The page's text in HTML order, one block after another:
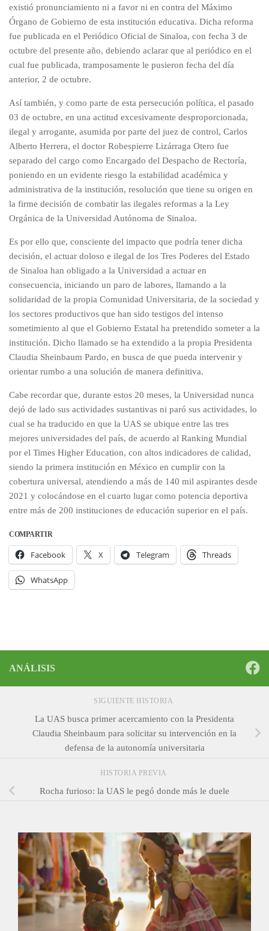
existió pronunciamiento ni a favor ni en contra del Máximo
Órgano de Gobierno de esta institución educativa. Dicha reforma
fue publicada en el Periódico Oficial de Sinaloa, con fecha 3 de
octubre del presente año, debiendo aclarar que al periódico en el
cual fue publicada, tramposamente le pusieron fecha del día
anterior, 2 de octubre.
Así también, y como parte de esta persecución política, el pasado
03 de octubre, en una actitud excesivamente desproporcionada,
ilegal y arrogante, asumida por parte del juez de control, Carlos
Alberto Herrera, el doctor Robespierre Lizárraga Otero fue
separado del cargo como Encargado del Despacho de Rectoría,
poniendo en un evidente riesgo la estabilidad académica y
administrativa de la institución, resolución que tiene su origen en
la firme decisión de combatir las ilegales reformas a la Ley
Orgánica de la Universidad Autónoma de Sinaloa.
Es por ello que, consciente del impacto que podría tener dicha
decisión, el actuar doloso e ilegal de los Tres Poderes del Estado
de Sinaloa han obligado a la Universidad a actuar en
consecuencia, iniciando un paro de labores, llamando a la
solidaridad de la propia Comunidad Universitaria, de la sociedad y
los sectores productivos que han sido testigos del intenso
sometimiento al que el Gobierno Estatal ha pretendido someter a la
institución. Dicho llamado se ha extendido a la propia Presidenta
Claudia Sheinbaum Pardo, en busca de que pueda intervenir y
orientar rumbo a una solución de manera definitiva.
Cabe recordar que, durante estos 20 meses, la Universidad nunca
dejó de lado sus actividades sustantivas ni paró sus actividades, lo
cual se ha traducido en que la UAS se ubique entre las tres
mejores universidades del país, de acuerdo al Ranking Mundial
por el Times Higher Education, con altos indicadores de calidad,
siendo la primera institución en México en cumplir con la
cobertura universal, atendiendo a más de 140 mil aspirantes desde
2021 y colocándose en el cuarto lugar como potencia deportiva
entre más de 200 instituciones de educación superior en el país.
COMPARTIR
Facebook X Telegram Threads
WhatsApp
ANÁLISIS
SIGUIENTE HISTORIA
La UAS busca primer acercamiento con la Presidenta
Claudia Sheinbaum para solicitar su intervención en la
defensa de la autonomía universitaria
HISTORIA PREVIA
Rocha furioso: la UAS le pegó donde más le duele